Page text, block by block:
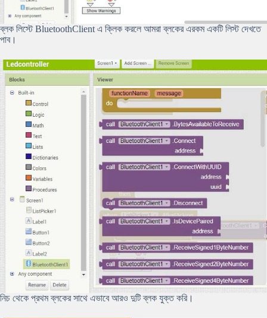
ব্লক লিস্টে BluetoothClient এ ক্লিক করলে আমরা ব্লকের এরকম একটি লিস্ট দেখতে
পাব।
নিচ থেকে প্রথম ব্লকের সাথে এভাবে আরও দুটি ব্লক যুক্ত করি।